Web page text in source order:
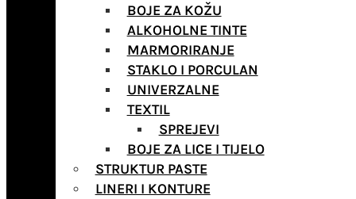
BOJE ZA KOŽU
ALKOHOLNE TINTE
MARMORIRANJE
STAKLO I PORCULAN
UNIVERZALNE
TEXTIL
SPREJEVI
BOJE ZA LICE I TIJELO
STRUKTUR PASTE
LINERI I KONTURE